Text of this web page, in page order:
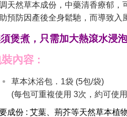
天然草本成份，中藥清香療郁，
預防因產後全身鬆馳，而導致入
煲煮，只需加大熱滾水浸
內容 :
草本沐浴包．1袋 (5包/袋)
(每包可重複使用 3次，約可使
成份 : 艾葉、荊芥等天然草本植